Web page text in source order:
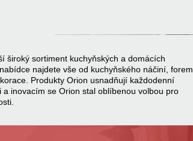
široký sortiment kuchyňských a domácích
najdete vše od kuchyňského náčiní, forem
Produkty Orion usnadňují každodenní
inovacím se Orion stal oblíbenou volbou pro